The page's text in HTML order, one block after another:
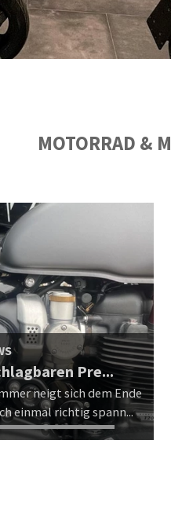
MOTORRAD &
Pre...
neigt sich dem Ende
einmal richtig spann...